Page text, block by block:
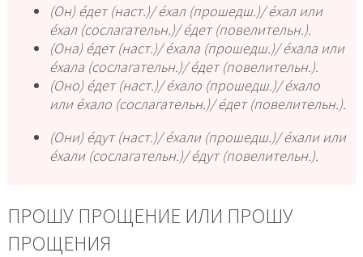
(Он) е́дет (наст.)/ е́хал (прошедш.)/ е́халили
е́хал (сослагательн.)/ е́дет (повелительн.).
(Она) е́дет (наст.)/ е́хала (прошедш.)/ е́хала или
е́хала (сослагательн.)/ е́дет (повелительн.).
(Оно) е́дет (наст.)/ е́хало (прошедш.)/ е́хало
илие́хало (сослагательн.)/ е́дет (повелительн.).
(Они) е́дут (наст.)/ е́хали (прошедш.)/ е́халиили
е́хали (сослагательн.)/ е́дут (повелительн.).
ПРОШУ ПРОЩЕНИЕ ИЛИ ПРОШУ
ПРОЩЕНИЯ